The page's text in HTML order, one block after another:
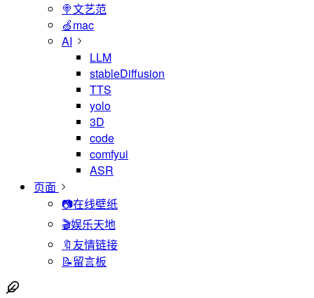
🍭文艺范
🍏mac
AI
LLM
stableDiffusion
TTS
yolo
3D
code
comfyui
ASR
页面
📷在线壁纸
🎬娱乐天地
🔖友情链接
📝留言板